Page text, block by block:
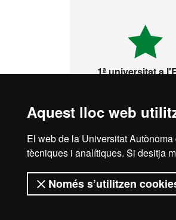
Aquest lloc web
El web de la Universitat
tècniques i analítiques. Si desitja
Només s’utilitzen
1ª universitat a